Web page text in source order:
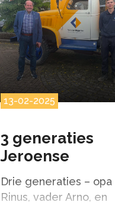
13-02-2025
3 generaties
Jeroense
Drie generaties – opa
Rinus, vader Arno, en